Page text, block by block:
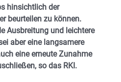
hinsichtlich der
beurteilen zu können.
Ausbreitung und leichtere
aber eine langsamere
eine erneute Zunahme
so das RKI.